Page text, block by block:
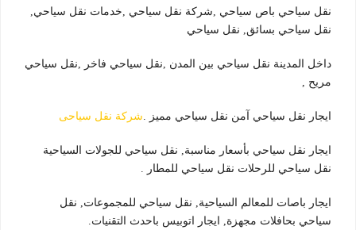
نقل سياحي باص سياحي ,شركة نقل سياحي ,خدمات نقل سياحي,
نقل سياحي بسائق, نقل سياحي
داخل المدينة نقل سياحي بين المدن ,نقل سياحي فاخر ,نقل سياحي
مريح ,
ايجار نقل سياحي آمن نقل سياحي مميز .شركة نقل سياحى
ايجار نقل سياحي بأسعار مناسبة, نقل سياحي للجولات السياحية
نقل سياحي للرحلات نقل سياحي للمطار .
ايجار باصات للمعالم السياحية, نقل سياحي للمجموعات, نقل
سياحي بحافلات مجهزة, ايجار اتوبيس باحدث التقنيات.